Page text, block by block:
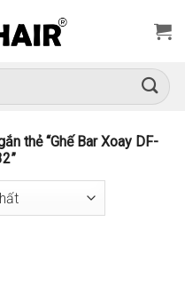
thẻ “Ghế Bar Xoay DF-